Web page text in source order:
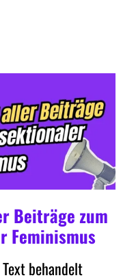
Beiträge zum
Feminismus
behandelt